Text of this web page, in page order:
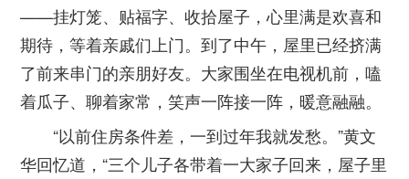
——挂灯笼、贴福字、收拾屋子，心里满是欢喜和
期待，等着亲戚们上门。到了中午，屋里已经挤满
了前来串门的亲朋好友。大家围坐在电视机前，嗑
着瓜子、聊着家常，笑声一阵接一阵，暖意融融。
“以前住房条件差，一到过年我就发愁。”黄文
华回忆道，“三个儿子各带着一大家子回来，屋子里